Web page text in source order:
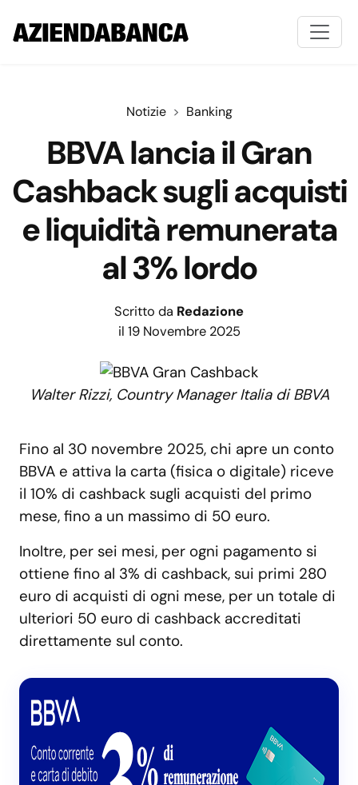
Notizie Banking
BBVA lancia il Gran
Cashback sugli acquisti
e liquidità remunerata
al 3% lordo
Scritto da Redazione
il 19 Novembre 2025
Walter Rizzi, Country Manager Italia di BBVA
Fino al 30 novembre 2025, chi apre un conto
BBVA e attiva la carta (fisica o digitale) riceve
il 10% di cashback sugli acquisti del primo
mese, fino a un massimo di 50 euro.
Inoltre, per sei mesi, per ogni pagamento si
ottiene fino al 3% di cashback, sui primi 280
euro di acquisti di ogni mese, per un totale di
ulteriori 50 euro di cashback accreditati
direttamente sul conto.